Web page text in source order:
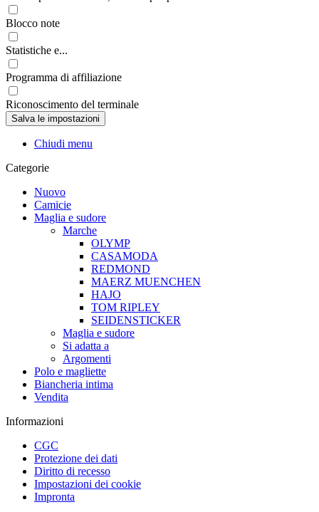
Blocco note
Statistiche e...
Programma di affiliazione
Riconoscimento del terminale
Chiudi menu
Categorie
Nuovo
Camicie
Maglia e sudore
Marche
OLYMP
CASAMODA
REDMOND
MAERZ MUENCHEN
HAJO
TOM RIPLEY
SEIDENSTICKER
Maglia e sudore
Si adatta a
Argomenti
Polo e magliette
Biancheria intima
Vendita
Informazioni
CGC
Protezione dei dati
Diritto di recesso
Impostazioni dei cookie
Impronta